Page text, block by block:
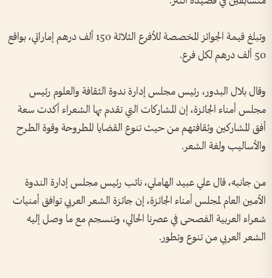
وتبلغ قيمة الجوائز المخصصة للأفرع الثلاثة 150 ألف درهم إماراتي، بواقع
50 ألف درهم لكل فرع.
وقال بلال البدور، رئيس مجلس إدارة ندوة الثقافة والعلوم رئيس
مجلس أمناء الجائزة، إن المشاركات التي تقدم بها الشعراء أكدت سعة
أفق المشاركين وثقافتهم من حيث تنوع القضايا المطروحة وقوة الطرح
والأساليب ولغة الشعر.
من جانبه، قال علي عبيد الهاملي، نائب رئيس مجلس إدارة الندوة
الأمين العام لمجلس أمناء الجائزة، إن جائزة الشعر العربي توافق أمنيات
شعراء العربية الفصحى في عصرنا الحالي، وتنسجم مع ما وصل إليه
الشعر العربي من تنوع وتطور.